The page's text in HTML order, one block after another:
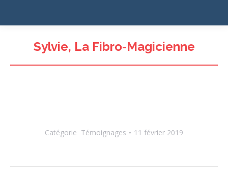
Sylvie, La Fibro-Magicienne
Catégorie Témoignages 11 février 2019